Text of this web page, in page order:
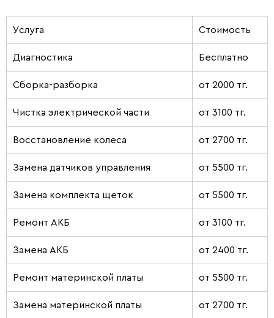
Услуга Стоимость
Диагностика Бесплатно
Сборка-разборка от 2000 тг.
Чистка электрической части от 3100 тг.
Восстановление колеса от 2700 тг.
Замена датчиков управления от 5500 тг.
Замена комплекта щеток от 5500 тг.
Ремонт АКБ от 3100 тг.
Замена АКБ от 2400 тг.
Ремонт материнской платы от 5500 тг.
Замена материнской платы от 2700 тг.